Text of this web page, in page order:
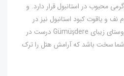
محبوب در استانبول قرار دارد. و
نف و یاقوت کبود استانبول نیز در
دسترس هستند. اما با وجود روستای زیبای Gümüşdere درست در
سخت باشد که آرامش هتل را ترک